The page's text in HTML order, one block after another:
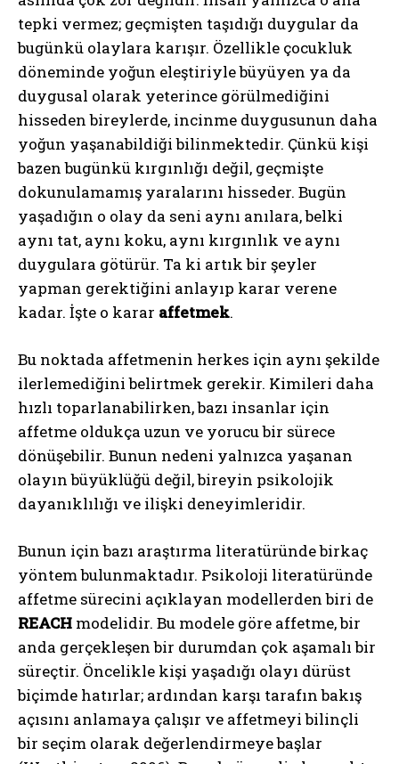
tepki vermez; geçmişten taşıdığı duygular da
bugünkü olaylara karışır. Özellikle çocukluk
döneminde yoğun eleştiriyle büyüyen ya da
duygusal olarak yeterince görülmediğini
hisseden bireylerde, incinme duygusunun daha
yoğun yaşanabildiği bilinmektedir. Çünkü kişi
bazen bugünkü kırgınlığı değil, geçmişte
dokunulamamış yaralarını hisseder. Bugün
yaşadığın o olay da seni aynı anılara, belki
aynı tat, aynı koku, aynı kırgınlık ve aynı
duygulara götürür. Ta ki artık bir şeyler
yapman gerektiğini anlayıp karar verene
kadar. İşte o karar affetmek.
Bu noktada affetmenin herkes için aynı şekilde
ilerlemediğini belirtmek gerekir. Kimileri daha
hızlı toparlanabilirken, bazı insanlar için
affetme oldukça uzun ve yorucu bir sürece
dönüşebilir. Bunun nedeni yalnızca yaşanan
olayın büyüklüğü değil, bireyin psikolojik
dayanıklılığı ve ilişki deneyimleridir.
Bunun için bazı araştırma literatüründe birkaç
yöntem bulunmaktadır. Psikoloji literatüründe
affetme sürecini açıklayan modellerden biri de
REACH modelidir. Bu modele göre affetme, bir
anda gerçekleşen bir durumdan çok aşamalı bir
süreçtir. Öncelikle kişi yaşadığı olayı dürüst
biçimde hatırlar; ardından karşı tarafın bakış
açısını anlamaya çalışır ve affetmeyi bilinçli
bir seçim olarak değerlendirmeye başlar